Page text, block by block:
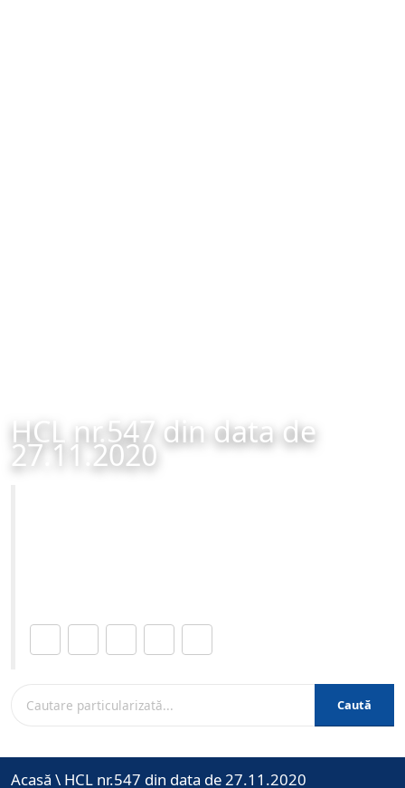
HCL nr.547 din data de
27.11.2020
Caută
Acasă \ HCL nr.547 din data de 27.11.2020